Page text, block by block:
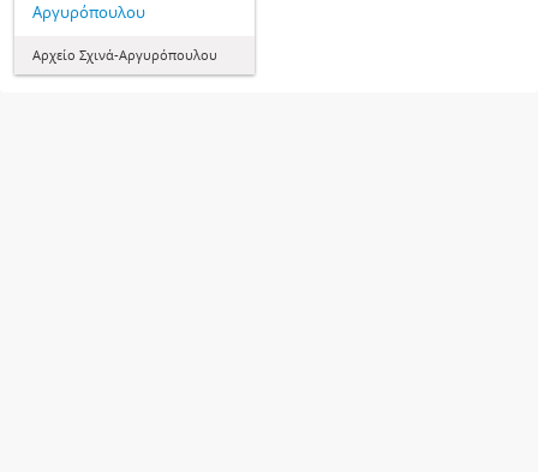
Αργυρόπουλου
Αρχείο Σχινά-Αργυρόπουλου